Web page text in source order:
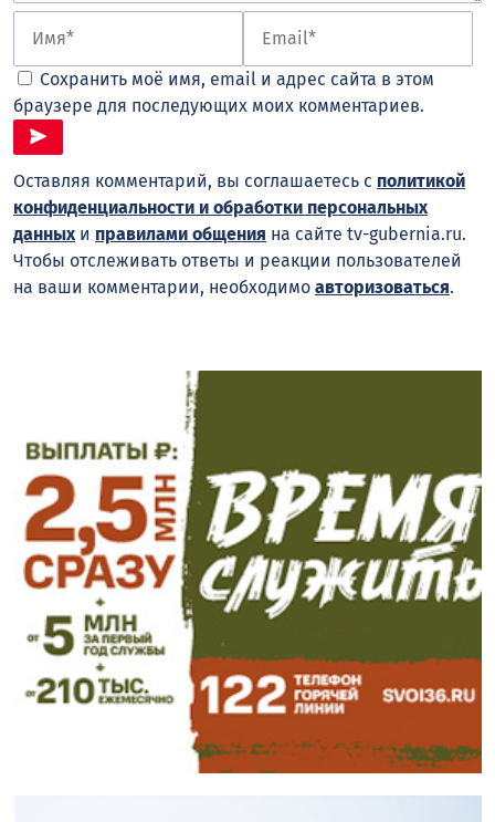
Сохранить моё имя, email и адрес сайта в этом
браузере для последующих моих комментариев.
Оставляя комментарий, вы соглашаетесь с политикой
конфиденциальности и обработки персональных
данныхи правилами общения на сайте tv-gubernia.ru.
Чтобы отслеживать ответы и реакции пользователей
на ваши комментарии, необходимо авторизоваться.